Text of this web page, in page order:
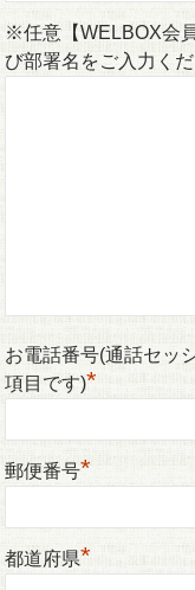
※任意【WELBOX会
び部署名をご入力く
お電話番号(通話セッ
項目です)*
郵便番号*
都道府県*